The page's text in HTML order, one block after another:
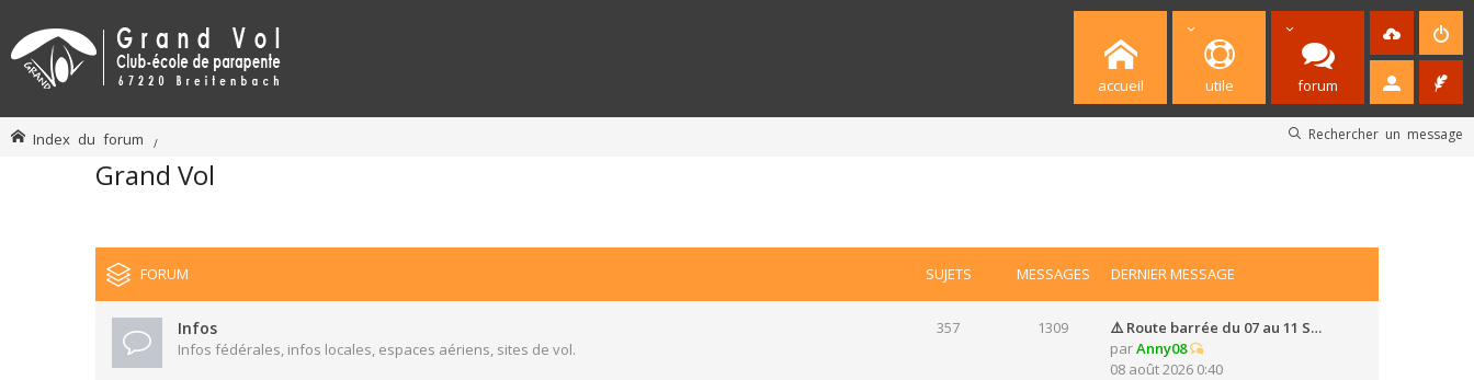
accueil utile forum
Rechercher un message
Index du forum
Grand Vol
FORUM SUJETS MESSAGES DERNIER MESSAGE
Infos
Infos fédérales, infos locales, espaces aériens, sites de vol.
357 1309
⚠️ Route barrée du 07 au 11 S…
parAnny08
08 août 2026 0:40